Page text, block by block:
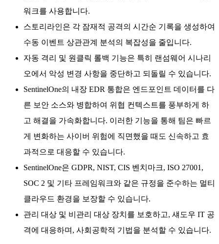
워크를 사용합니다.
스토리라인은 각 잠재적 공격의 시간순 기록을 생성하여
수동 이벤트 상관관계 분석의 복잡성을 줄입니다.
자동 격리 및 원클릭 롤백 기능은 특히 랜섬웨어 시나리
오에서 악성 변경 사항을 중단하고 되돌릴 수 있습니다.
SentinelOne의 내장 EDR 통합은 엔드포인트 데이터를 다
른 보안 소스와 병합하여 위협 컨텍스트를 풍부하게 하
고 해결을 가속화합니다. 이러한 기능을 통해 팀은 빠르
게 변화하는 사이버 위험에 직면했을 때도 신속하고 효
과적으로 대응할 수 있습니다.
SentinelOne은 GDPR, NIST, CIS 벤치마크, ISO 27001,
SOC 2 및 기타 프레임워크와 같은 규정을 준수하는 멀티
클라우드 환경을 보장할 수 있습니다.
관리 대상 및 비관리 대상 장치를 보호하고, 섀도우 IT 공
격에 대응하며, 사회공학적 기법을 분석할 수 있습니다.